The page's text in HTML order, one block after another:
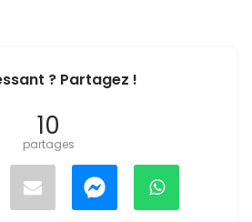
? Partagez !
10
partages